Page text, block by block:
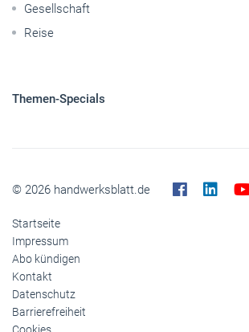
Gesellschaft
Reise
Themen-Specials
© 2026 handwerksblatt.de
Startseite
Impressum
Abo kündigen
Kontakt
Datenschutz
Barrierefreiheit